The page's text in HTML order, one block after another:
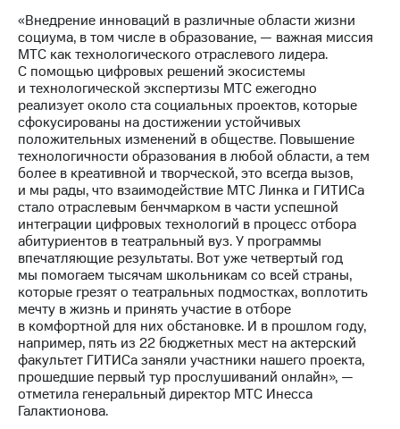
Новости
в
регионе
и акционерам
Корпоративное
управление
Корпоративный
секретарь
Раскрытие
информации
Информация
акционерам
Документы
ПАО
"МТС"
Собрания
акционеров
Личный
кабинет
акционера
Акционерный
капитал
Контроль
«Внедрение инноваций в различные области жизни
социума, в том числе в образование, — важная миссия
МТС как технологического отраслевого лидера.
С помощью цифровых решений экосистемы
и технологической экспертизы МТС ежегодно
реализует около ста социальных проектов, которые
сфокусированы на достижении устойчивых
положительных изменений в обществе. Повышение
технологичности образования в любой области, а тем
более в креативной и творческой, это всегда вызов,
и мы рады, что взаимодействие МТС Линка и ГИТИСа
стало отраслевым бенчмарком в части успешной
интеграции цифровых технологий в процесс отбора
абитуриентов в театральный вуз. У программы
впечатляющие результаты. Вот уже четвертый год
мы помогаем тысячам школьникам со всей страны,
которые грезят о театральных подмостках, воплотить
мечту в жизнь и принять участие в отборе
в комфортной для них обстановке. И в прошлом году,
например, пять из 22 бюджетных мест на актерский
факультет ГИТИСа заняли участники нашего проекта,
прошедшие первый тур прослушиваний онлайн», —
отметила генеральный директор МТС Инесса
Галактионова.